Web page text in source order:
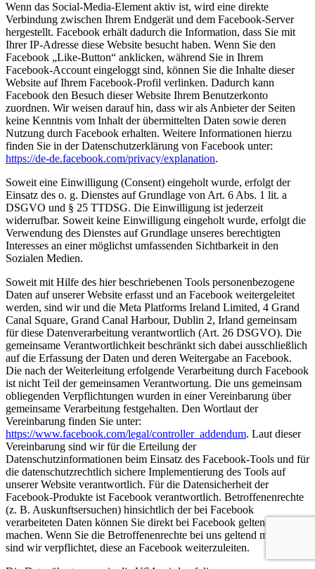
Wenn das Social-Media-Element aktiv ist, wird eine direkte
Verbindung zwischen Ihrem Endgerät und dem Facebook-Server
hergestellt. Facebook erhält dadurch die Information, dass Sie mit
Ihrer IP-Adresse diese Website besucht haben. Wenn Sie den
Facebook „Like-Button“ anklicken, während Sie in Ihrem
Facebook-Account eingeloggt sind, können Sie die Inhalte dieser
Website auf Ihrem Facebook-Profil verlinken. Dadurch kann
Facebook den Besuch dieser Website Ihrem Benutzerkonto
zuordnen. Wir weisen darauf hin, dass wir als Anbieter der Seiten
keine Kenntnis vom Inhalt der übermittelten Daten sowie deren
Nutzung durch Facebook erhalten. Weitere Informationen hierzu
finden Sie in der Datenschutzerklärung von Facebook unter:
https://de-de.facebook.com/privacy/explanation.
Soweit eine Einwilligung (Consent) eingeholt wurde, erfolgt der
Einsatz des o. g. Dienstes auf Grundlage von Art. 6 Abs. 1 lit. a
DSGVO und § 25 TTDSG. Die Einwilligung ist jederzeit
widerrufbar. Soweit keine Einwilligung eingeholt wurde, erfolgt die
Verwendung des Dienstes auf Grundlage unseres berechtigten
Interesses an einer möglichst umfassenden Sichtbarkeit in den
Sozialen Medien.
Soweit mit Hilfe des hier beschriebenen Tools personenbezogene
Daten auf unserer Website erfasst und an Facebook weitergeleitet
werden, sind wir und die Meta Platforms Ireland Limited, 4 Grand
Canal Square, Grand Canal Harbour, Dublin 2, Irland gemeinsam
für diese Datenverarbeitung verantwortlich (Art. 26 DSGVO). Die
gemeinsame Verantwortlichkeit beschränkt sich dabei ausschließlich
auf die Erfassung der Daten und deren Weitergabe an Facebook.
Die nach der Weiterleitung erfolgende Verarbeitung durch Facebook
ist nicht Teil der gemeinsamen Verantwortung. Die uns gemeinsam
obliegenden Verpflichtungen wurden in einer Vereinbarung über
gemeinsame Verarbeitung festgehalten. Den Wortlaut der
Vereinbarung finden Sie unter:
https://www.facebook.com/legal/controller_addendum. Laut dieser
Vereinbarung sind wir für die Erteilung der
Datenschutzinformationen beim Einsatz des Facebook-Tools und für
die datenschutzrechtlich sichere Implementierung des Tools auf
unserer Website verantwortlich. Für die Datensicherheit der
Facebook-Produkte ist Facebook verantwortlich. Betroffenenrechte
(z. B. Auskunftsersuchen) hinsichtlich der bei Facebook
verarbeiteten Daten können Sie direkt bei Facebook geltend
machen. Wenn Sie die Betroffenenrechte bei uns geltend machen,
sind wir verpflichtet, diese an Facebook weiterzuleiten.